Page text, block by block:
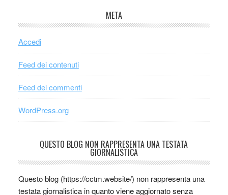
META
Accedi
Feed dei contenuti
Feed dei commenti
WordPress.org
QUESTO BLOG NON RAPPRESENTA UNA TESTATA
GIORNALISTICA
Questo blog (https://cctm.website/) non rappresenta una
testata giornalistica in quanto viene aggiornato senza